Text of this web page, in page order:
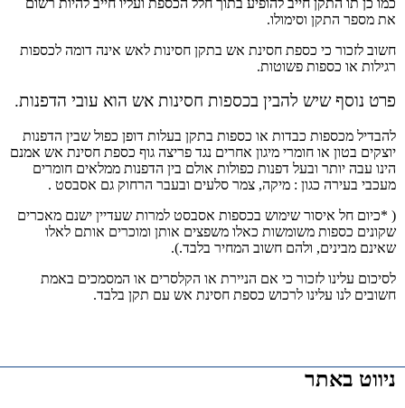
את מספר התקן וסימולו.
חשוב לזכור כי כספת חסינת אש בתקן חסינות לאש אינה דומה לכספות
רגילות או כספות פשוטות.
פרט נוסף שיש להבין בכספות חסינות אש הוא עובי הדפנות.
להבדיל מכספות כבדות או כספות בתקן בעלות דופן כפול שבין הדפנות
יוצקים בטון או חומרי מיגון אחרים נגד פריצה גוף כספת חסינת אש אמנם
הינו עבה יותר ובעל דפנות כפולות אולם בין הדפנות ממלאים חומרים
מעכבי בעירה כגון : מיקה, צמר סלעים ובעבר הרחוק גם אסבסט .
( *כיום חל איסור שימוש בכספות אסבסט למרות שעדיין ישנם מאכרים
שקונים כספות משומשות כאלו משפצים אותן ומוכרים אותם לאלו
שאינם מבינים, ולהם חשוב המחיר בלבד.).
לסיכום עלינו לזכור כי אם הניירת או הקלסרים או המסמכים באמת
חשובים לנו עלינו לרכוש כספת חסינת אש עם תקן בלבד.
ניווט באתר